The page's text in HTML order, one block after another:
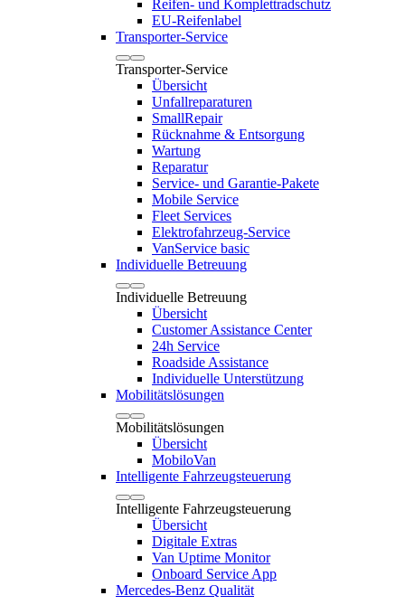
Reifen- und Komplettradschutz
EU-Reifenlabel
Transporter-Service
Transporter-Service
Übersicht
Unfallreparaturen
SmallRepair
Rücknahme & Entsorgung
Wartung
Reparatur
Service- und Garantie-Pakete
Mobile Service
Fleet Services
Elektrofahrzeug-Service
VanService basic
Individuelle Betreuung
Individuelle Betreuung
Übersicht
Customer Assistance Center
24h Service
Roadside Assistance
Individuelle Unterstützung
Mobilitätslösungen
Mobilitätslösungen
Übersicht
MobiloVan
Intelligente Fahrzeugsteuerung
Intelligente Fahrzeugsteuerung
Übersicht
Digitale Extras
Van Uptime Monitor
Onboard Service App
Mercedes-Benz Qualität